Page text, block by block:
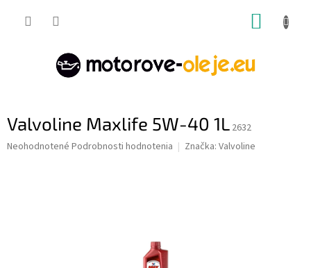
Valvoline Maxlife 5W-40 1L 2632
Priemerné
Neohodnotené Podrobnosti hodnotenia Značka: Valvoline